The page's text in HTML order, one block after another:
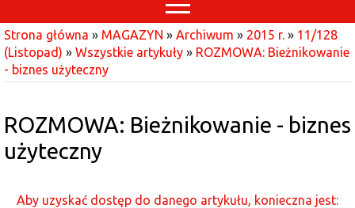
Strona główna » MAGAZYN » Archiwum » 2015 r. » 11/128
(Listopad) » Wszystkie artykuły » ROZMOWA: Bieżnikowanie
- biznes użyteczny
ROZMOWA: Bieżnikowanie - biznes
użyteczny
Aby uzyskać dostęp do danego artykułu, konieczna jest: